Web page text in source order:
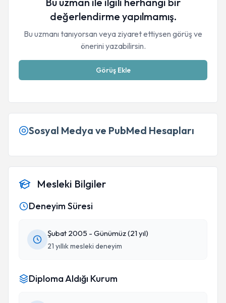
değerlendirme yapılmamış.
Bu uzmanı tanıyorsan veya ziyaret ettiysen görüş ve
önerini yazabilirsin.
Görüş Ekle
Sosyal Medya ve PubMed Hesapları
Mesleki Bilgiler
Deneyim Süresi
Şubat 2005 - Günümüz (21 yıl)
21 yıllık mesleki deneyim
Diploma Aldığı Kurum